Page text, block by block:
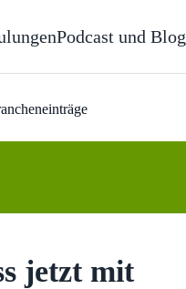
Podcast und Blog
jetzt mit